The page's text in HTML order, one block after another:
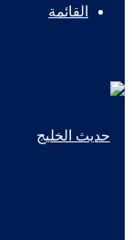
القائمة